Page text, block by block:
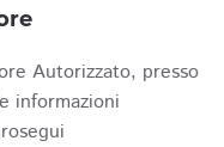
Autorizzato, presso
informazioni